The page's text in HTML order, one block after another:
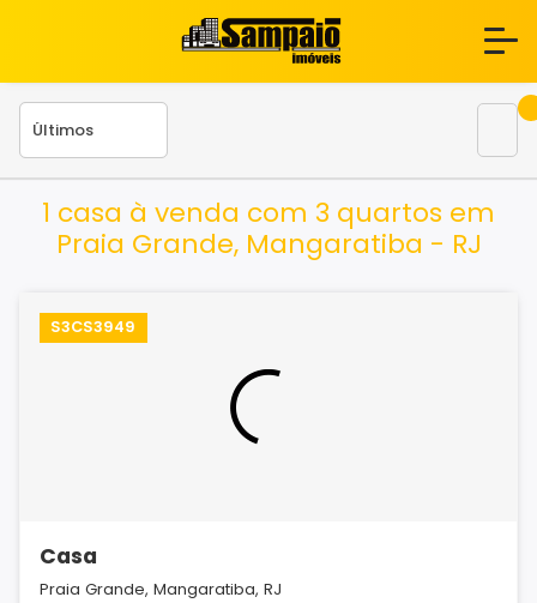
1 casa à venda com 3 quartos em
Praia Grande, Mangaratiba - RJ
S3CS3949
Casa
Praia Grande, Mangaratiba, RJ